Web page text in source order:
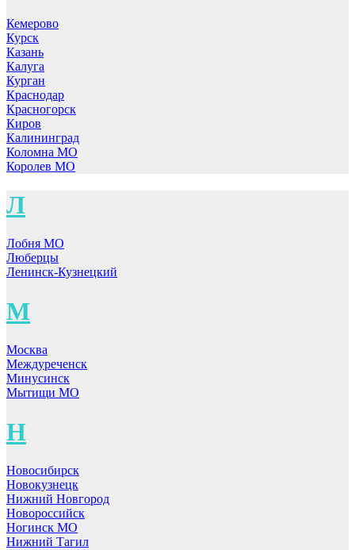
Кемерово
Курск
Казань
Калуга
Курган
Краснодар
Красногорск
Киров
Калининград
Коломна МО
Королев МО
Л
Лобня МО
Люберцы
Ленинск-Кузнецкий
М
Москва
Междуреченск
Минусинск
Мытищи МО
Н
Новосибирск
Новокузнецк
Нижний Новгород
Новороссийск
Ногинск МО
Нижний Тагил